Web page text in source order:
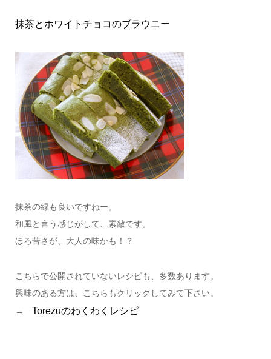
抹茶とホワイトチョコのブラウニー
抹茶の緑も良いですねー。
和風と言う感じがして、素敵です。
ほろ苦さが、大人の味かも！？
こちらで公開されていないレシピも、多数あります。
興味のある方は、こちらもクリックしてみて下さい。
→ Torezuのわくわくレシピ